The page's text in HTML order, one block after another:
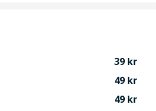
39
49
49